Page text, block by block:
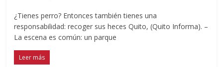
¿Tienes perro? Entonces también tienes una
responsabilidad: recoger sus heces Quito, (Quito Informa). –
La escena es común: un parque
Leer más